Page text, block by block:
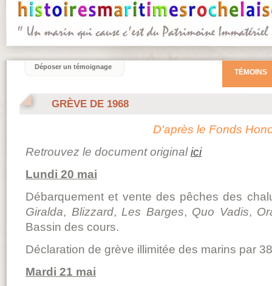
GRÈVE DE 1968
D'après le Fonds
Retrouvez le document originalici
Lundi 20 mai
Débarquement et vente des pêches des
Giralda, Blizzard, Les Barges, Quo Vadis,
Bassin des cours.
Déclaration de grève illimitée des marins par
Mardi 21 mai
TÉMOINS
Déposer un témoignage